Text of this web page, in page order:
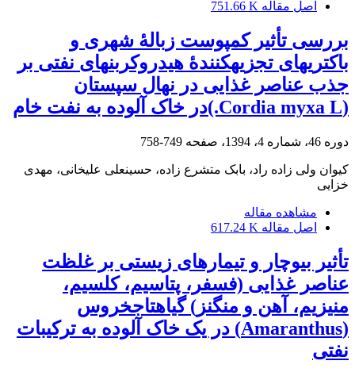
اصل مقاله 751.66 K
بررسی تأثیر کمپوست زبالۀ شهری و
باکتری‎های تجزیه‎کنندۀ هیدروکربن‎های نفتی بر
جذب عناصر غذایی در نهال سپستان
(Cordia myxa L.)در خاک آلوده به نفت خام
دوره 46، شماره 4، 1394، صفحه 749-758
کیوان ولی زاده راد، بابک متشرع زاده، حسینعلی علیخانی، مهدی
خزایی
مشاهده مقاله
اصل مقاله 617.24 K
تأثیر بیوچار و تیمار‌های زیستی بر غلظت
عناصر غذایی (فسفر، پتاسیم، کلسیم،
منیزیم، آهن و منگنز) گیاه‎تاج‎خروس
(Amaranthus) در یک خاک آلوده به ترکیبات
نفتی